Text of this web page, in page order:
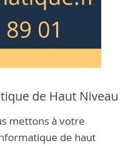
de Haut Niveau
mettons à votre
de haut